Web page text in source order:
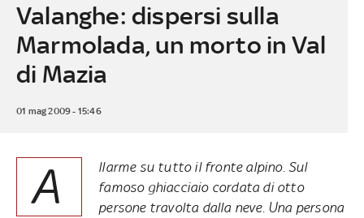
Valanghe: dispersi sulla
Marmolada, un morto in Val
di Mazia
01 mag 2009 - 15:46
A
llarme su tutto il fronte alpino. Sul
famoso ghiacciaio cordata di otto
persone travolta dalla neve. Una persona